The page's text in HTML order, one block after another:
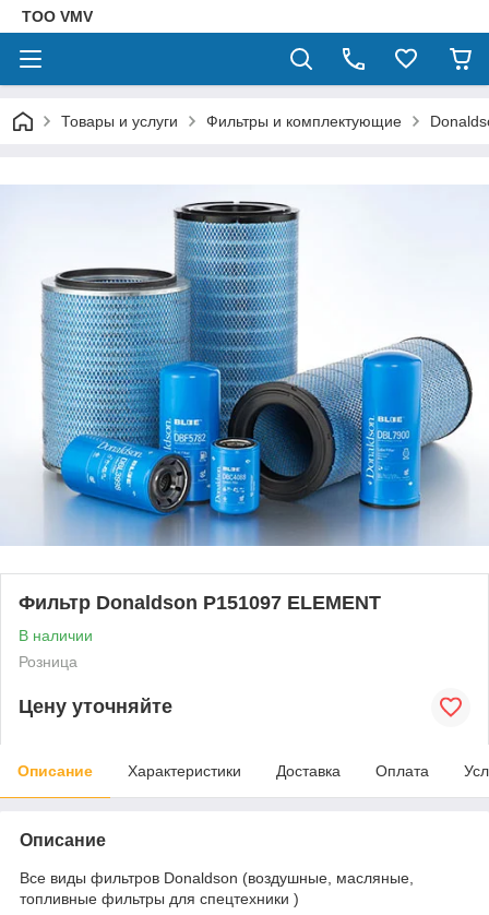
ТОО VMV
Товары и услуги Фильтры и комплектующие
Фильтр Donaldson P151097 ELEMENT
В наличии
Розница
Цену уточняйте
Описание Характеристики Доставка Оплата
Описание
Все виды фильтров Donaldson (воздушные, масляные,
топливные фильтры для спецтехники )